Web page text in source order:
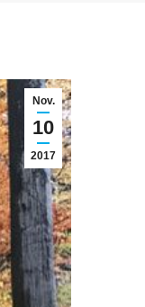
Nov.
10
2017